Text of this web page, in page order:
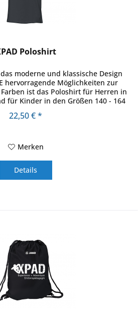
Poloshirt
moderne und klassische Design
hervorragende Möglichkeiten zur
ist das Poloshirt für Herren in
für Kinder in den Größen 140 - 164
22,50 € *
Merken
Details